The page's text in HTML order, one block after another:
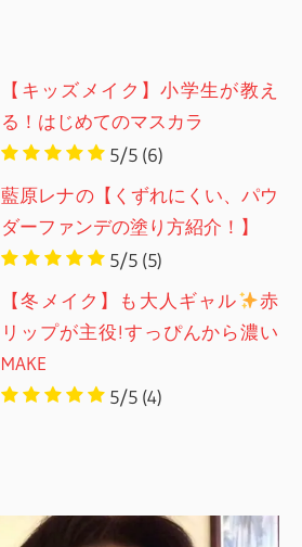
【キッズメイク】小学生が教え
る！はじめてのマスカラ
5/5 (6)
藍原レナの【くずれにくい、パウ
ダーファンデの塗り方紹介！】
5/5 (5)
【冬メイク】も大人ギャル
赤
リップが主役!すっぴんから濃い
MAKE
5/5 (4)